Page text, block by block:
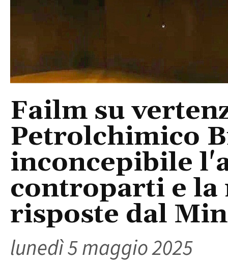
Failm su
Petrolchimico
inconcepibile
controparti e la
risposte dal
lunedì 5 maggio 2025